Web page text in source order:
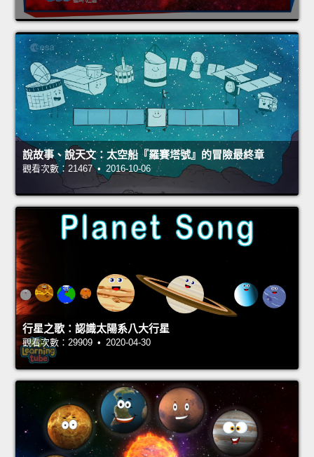
說故事、說天文：太空船『羅賽塔號』的冒險最終章
觀看次數：21467 • 2016-10-06
行星之歌：認識太陽系八大行星
觀看次數：29909 • 2020-04-30